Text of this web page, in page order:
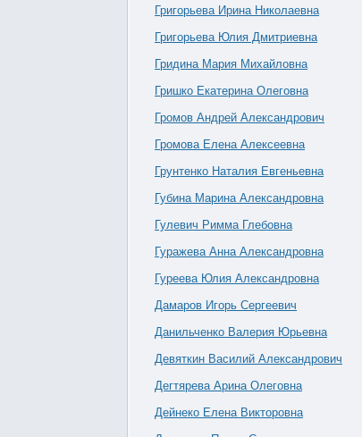
Григорьева Ирина Николаевна
Григорьева Юлия Дмитриевна
Гридина Мария Михайловна
Гришко Екатерина Олеговна
Громов Андрей Александрович
Громова Елена Алексеевна
Грунтенко Наталия Евгеньевна
Губина Марина Александровна
Гулевич Римма Глебовна
Гуражева Анна Александровна
Гуреева Юлия Александровна
Дамаров Игорь Сергеевич
Данильченко Валерия Юрьевна
Девяткин Василий Александрович
Дегтярева Арина Олеговна
Дейнеко Елена Викторовна